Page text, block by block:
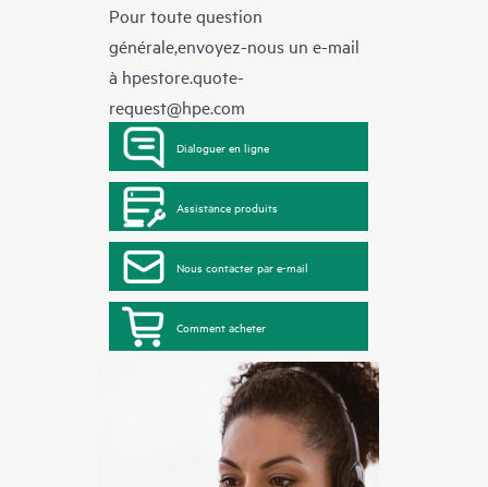
Pour toute question
générale,envoyez-nous un e-mail
à hpestore.quote-
request@hpe.com
Dialoguer en ligne
Assistance produits
Nous contacter par e-mail
Comment acheter